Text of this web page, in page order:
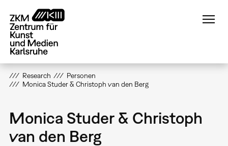
zum
Inhalt
Research
Personen
Monica Studer & Christoph van den Berg
Monica Studer & Christoph
van den Berg